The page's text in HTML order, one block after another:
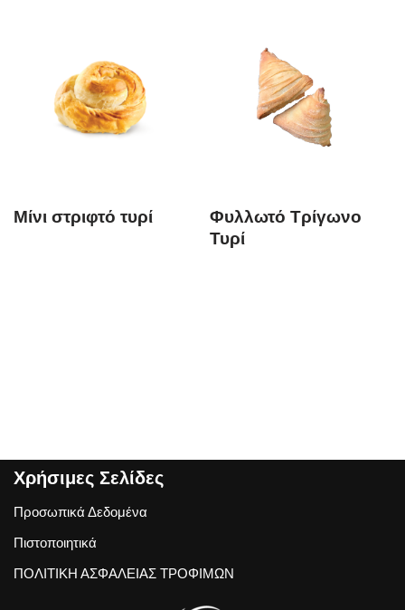
Μίνι στριφτό τυρί
Φυλλωτό Τρίγωνο
Τυρί
Χρήσιμες Σελίδες
Προσωπικά Δεδομένα
Πιστοποιητικά
ΠΟΛΙΤΙΚΗ ΑΣΦΑΛΕΙΑΣ ΤΡΟΦΙΜΩΝ